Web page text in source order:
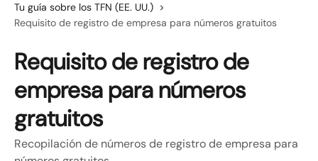
Tu guía sobre los TFN (EE. UU.)
Requisito de registro de empresa para números gratuitos
Requisito de registro de
empresa para números
gratuitos
Recopilación de números de registro de empresa para